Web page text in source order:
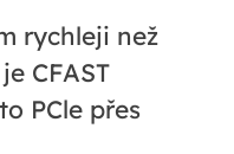
rychleji než
CFAST
PCle přes